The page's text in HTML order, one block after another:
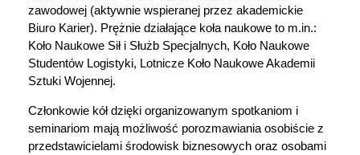
zawodowej (aktywnie wspieranej przez akademickie
Biuro Karier). Prężnie działające koła naukowe to m.in.:
Koło Naukowe Sił i Służb Specjalnych, Koło Naukowe
Studentów Logistyki, Lotnicze Koło Naukowe Akademii
Sztuki Wojennej.
Członkowie kół dzięki organizowanym spotkaniom i
seminariom mają możliwość porozmawiania osobiście z
przedstawicielami środowisk biznesowych oraz osobami